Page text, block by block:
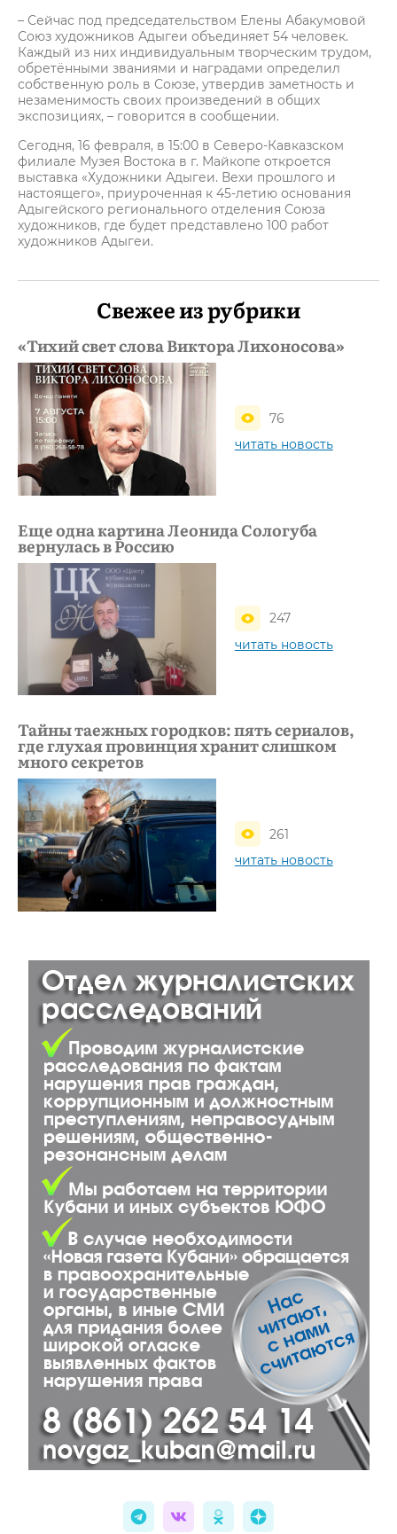
– Сейчас под председательством Елены Абакумовой
Союз художников Адыгеи объединяет 54 человек.
Каждый из них индивидуальным творческим трудом,
обретёнными званиями и наградами определил
собственную роль в Союзе, утвердив заметность и
незаменимость своих произведений в общих
экспозициях, – говорится в сообщении.
Сегодня, 16 февраля, в 15:00 в Северо-Кавказском
филиале Музея Востока в г. Майкопе откроется
выставка «Художники Адыгеи. Вехи прошлого и
настоящего», приуроченная к 45-летию основания
Адыгейского регионального отделения Союза
художников, где будет представлено 100 работ
художников Адыгеи.
Свежее из рубрики
«Тихий свет слова Виктора Лихоносова»
76
читать новость
Еще одна картина Леонида Сологуба
вернулась в Россию
247
читать новость
Тайны таежных городков: пять сериалов,
где глухая провинция хранит слишком
много секретов
261
читать новость